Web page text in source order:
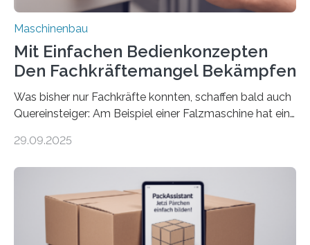
Maschinenbau
Mit Einfachen Bedienkonzepten
Den Fachkräftemangel Bekämpfen
Was bisher nur Fachkräfte konnten, schaffen bald auch
Quereinsteiger: Am Beispiel einer Falzmaschine hat ein
Mensch-Maschine-Schnittstelle so sehr vereinfacht,
Die zugrunde liegende Methodik lässt sich auf alle
anderen Maschinen übertragen. Eine Falzmaschine
umzurüsten ist ein Job für echte Profis. Eine solche
Maschine faltet in Druckereien Broschüren, Prospekte,
29.09.2025